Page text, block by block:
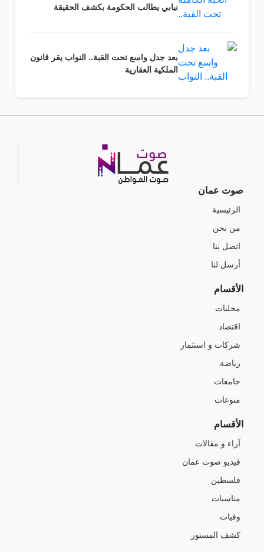
نيابي يطالب الحكومة بكشف الحقيقة
بعد جدل واسع تحت القبة.. النواب يقر قانون
الملكية العقارية
صوت عمان
الرئيسية
من نحن
اتصل بنا
أرسل لنا
الأقسام
محليات
اقتصاد
شركات و استثمار
رياضة
جامعات
منوعات
الأقسام
آراء و مقالات
فيديو صوت عمان
فلسطين
مناسبات
وفيات
كشف المستور